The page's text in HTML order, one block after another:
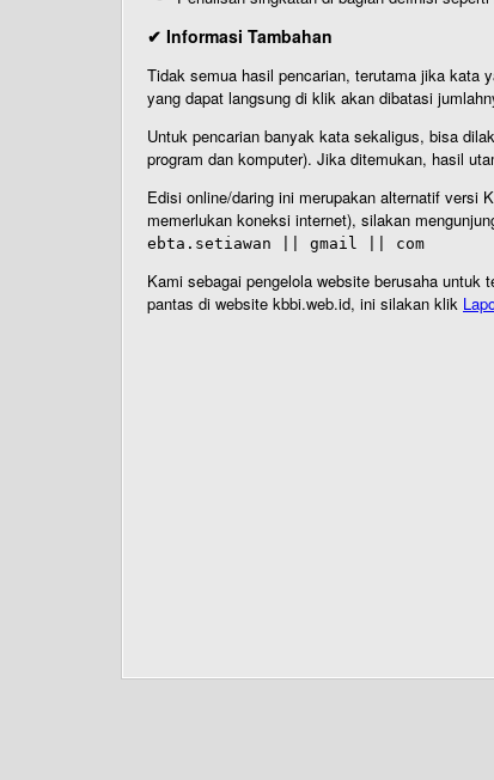
✔ Informasi Tambahan
Tidak semua hasil pencarian, terutama jika kata
yang dapat langsung di klik akan dibatasi
Untuk pencarian banyak kata sekaligus, bisa
program dan komputer). Jika ditemukan, hasil
Edisi online/daring ini merupakan alternatif versi
memerlukan koneksi internet), silakan
ebta.setiawan || gmail || com
Kami sebagai pengelola website berusaha
pantas di website kbbi.web.id, ini silakan klik